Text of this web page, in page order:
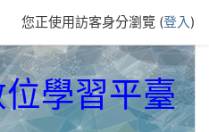
您正使用訪客身分瀏覽 (登入)
學習平臺